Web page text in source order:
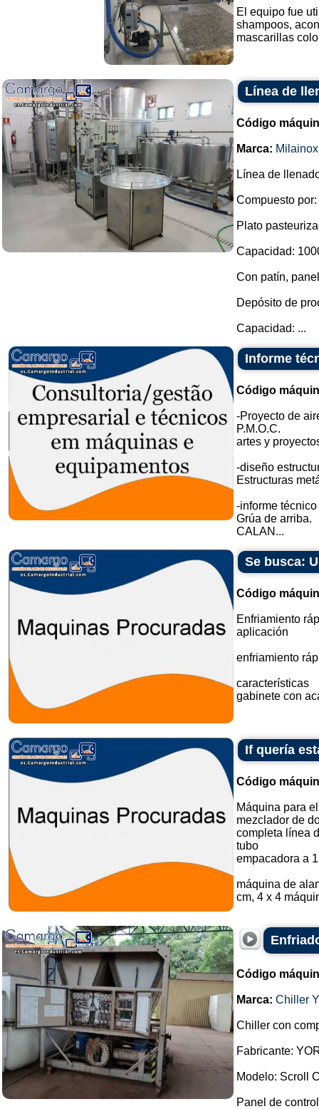
El equipo fue
shampoos,
mascarillas
Línea de
Código
Marca: Milainox
Línea de
Compuesto por:
Plato
Capacidad:
Con patín,
Depósito de
Capacidad: ...
Informe
Código
-Proyecto de
P.M.O.C.
artes y
-diseño
Estructuras
-informe
Grúa de arriba.
CALAN...
Se busca:
Código
Enfriamiento
aplicación
enfriamiento
características
gabinete con
If quería
Código
Máquina para
mezclador de
completa línea
tubo
empacadora a
máquina de
cm, 4 x 4
Código
Marca: Chiller
Chiller con
Fabricante:
Modelo: Scroll
Panel de